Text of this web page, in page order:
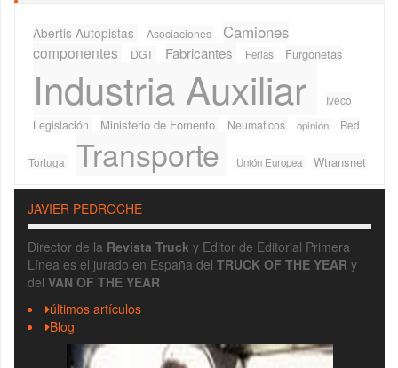
Abertis Autopistas Asociaciones Camiones
componentes DGT Fabricantes Ferias Furgonetas
Industria Auxiliar
Iveco
Legislación
Ministerio de Fomento Neumaticos opinión Red
Tortuga Transporte Unión Europea Wtransnet
JAVIER PEDROCHE
Director de la Revista Truck y Editor de Editorial Primera
Línea es el jurado en España del TRUCK OF THE YEAR y
del VAN OF THE YEAR
últimos artículos
Blog